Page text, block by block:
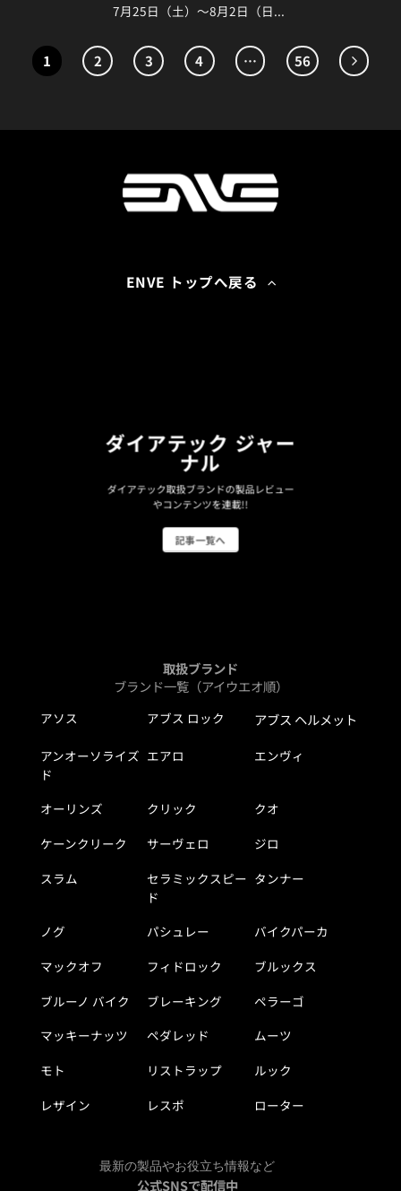
7月25日（土）〜8月2日（日...
1 2 3 4 … 56
ENVE トップへ戻る
ダイアテック ジャー
ナル
ダイアテック取扱ブランドの製品レビュー
やコンテンツを連載!!
記事一覧へ
取扱ブランド
ブランド一覧（アイウエオ順）
アソス アブス ロック アブス ヘルメット
アンオーソライズ
ド
エアロ エンヴィ
オーリンズ クリック
クオ
ケーンクリーク
サーヴェロ
ジロ
スラム
セラミックスピー
ド
タンナー
ノグ パシュレー
バイクパーカ
マックオフ
フィドロック
ブルックス
ブルーノ バイク
ブレーキング
ペラーゴ
マッキーナッツ
ペダレッド
ムーツ
モト
リストラップ
ルック
レザイン
レスポ ローター
最新の製品やお役立ち情報など
公式SNSで配信中